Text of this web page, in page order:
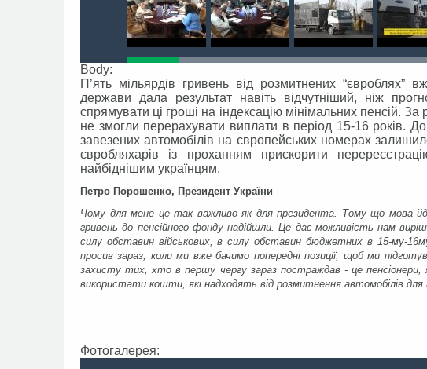
Body:
П’ять мільярдів гривень від розмитнених “євроблях”
держави дала результат навіть відчутніший, ніж
спрямувати ці гроші на індексацію мінімальних пенсій.
не змогли перерахувати виплати в період 15-16 років.
завезених автомобілів на європейських номерах
євробляхарів із проханням прискорити
найбіднішим українцям.
Петро Порошенко, Президент України
Чому для мене це так важливо як для президента. Тому що мова
гривень до пенсійного фонду надійшли. Це дає можливість нам
силу обставин військових, в силу обставин бюджетних в 15-му-
просив зараз, коли ми вже бачимо попередні позиції, щоб ми
захисту тих, хто в першу чергу зараз постраждав - це
використати кошти, які надходять від розмитнення автомобілів для
Фотогалерея: